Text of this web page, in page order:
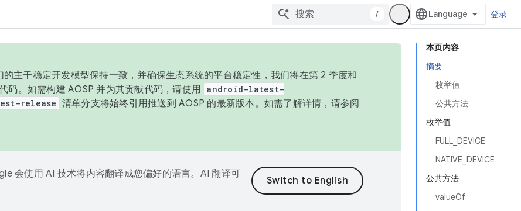
/ 登录
本页内容
摘要
枚举值
公共方法
枚举值
FULL_DEVICE
NATIVE_DEVICE
公共方法
valueOf
主干稳定开发模型保持一致，并确保生态系统的平台稳定性，我们将在第 2 季度和
码。如需构建 AOSP 并为其贡献代码，请使用 android-latest-
release 清单分支将始终引用推送到 AOSP 的最新版本。如需了解详情，请参阅
会使用 AI 技术将内容翻译成您偏好的语言。AI 翻译可